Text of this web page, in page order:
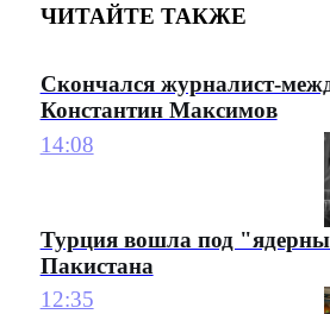
ЧИТАЙТЕ ТАКЖЕ
Скончался журналист-
Константин Максимов
14:08
Турция вошла под
Пакистана
12:35